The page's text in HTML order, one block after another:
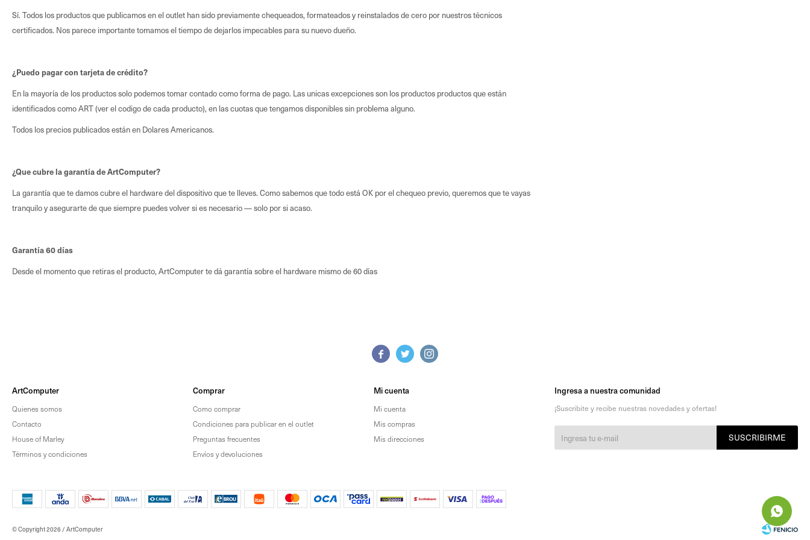
Sí. Todos los productos que publicamos en el outlet han sido previamente chequeados, formateados y reinstalados de cero por nuestros técnicos
certificados. Nos parece importante tomamos el tiempo de dejarlos impecables para su nuevo dueño.
¿Puedo pagar con tarjeta de crédito?
En la mayoría de los productos solo podemos tomar contado como forma de pago. Las unicas excepciones son los productos productos que están
identificados como ART (ver el codigo de cada producto), en las cuotas que tengamos disponibles sin problema alguno.
Todos los precios publicados están en Dolares Americanos.
¿Que cubre la garantía de ArtComputer?
La garantía que te damos cubre el hardware del dispositivo que te lleves. Como sabemos que todo está OK por el chequeo previo, queremos que te vayas
tranquilo y asegurarte de que siempre puedes volver si es necesario — solo por si acaso.
Garantía 60 días
Desde el momento que retiras el producto, ArtComputer te dá garantía sobre el hardware mismo de 60 días
  
ArtComputer
Quienes somos
Contacto
House of Marley
Términos y condiciones
Comprar
Como comprar
Condiciones para publicar en el outlet
Preguntas frecuentes
Envíos y devoluciones
Mi cuenta
Mi cuenta
Mis compras
Mis direcciones
Ingresa a nuestra comunidad
¡Suscribite y recibe nuestras novedades y ofertas!
SUSCRIBIRME
© Copyright 2026 / ArtComputer